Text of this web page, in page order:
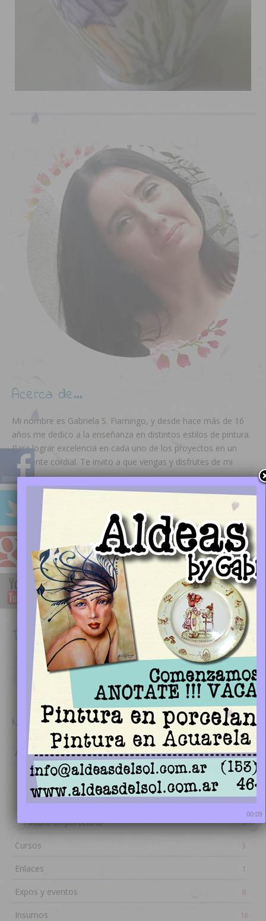
Acerca de...
Acerca de…
Mi nombre es Gabriela S. Fiamingo, y desde hace más de 16
años me dedico a la enseñanza en distintos estilos de pintura.
Para lograr excelencia en cada uno de los proyectos en un
ambiente cordial. Te invito a que vengas y disfrutes de mi
taller...
Horarios
Tuesday 9 a 13 | 15 a 17
Wednesday 13 a 17
Thursday 9 a 13 | 15 a 17
Saturday 10 a 13 | 13 a 16
Buscar
Search
Nuestro Blog
Alumnas 5
Estilo Country 1
Pintura artística 1
Pintura en porcelana 3
Cursos 3
Enlaces 1
Expos y eventos 8
Insumos 16
00:08